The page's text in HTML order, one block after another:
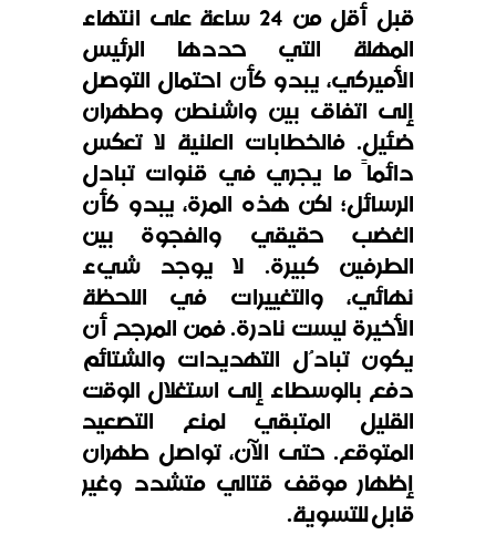
قبل أقل من 24 ساعة على انتهاء
المهلة التي حددها الرئيس
الأميركي، يبدو كأن احتمال التوصل
إلى اتفاق بين واشنطن وطهران
ضئيل. فالخطابات العلنية لا تعكس
دائماً ما يجري في قنوات تبادل
الرسائل؛ لكن هذه المرة، يبدو كأن
الغضب حقيقي والفجوة بين
الطرفين كبيرة. لا يوجد شيء
نهائي، والتغييرات في اللحظة
الأخيرة ليست نادرة. فمن المرجح أن
يكون تبادُل التهديدات والشتائم
دفع بالوسطاء إلى استغلال الوقت
القليل المتبقي لمنع التصعيد
المتوقع. حتى الآن، تواصل طهران
إظهار موقف قتالي متشدد وغير
قابل للتسوية.